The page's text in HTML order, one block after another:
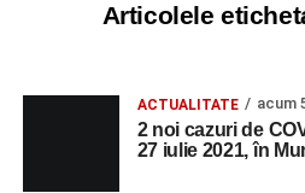
Articolele
ACTUALITATE acum
2 noi cazuri de
27 iulie 2021, în